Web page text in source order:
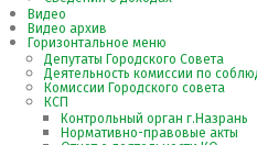
Видео
Видео архив
Горизонтальное меню
Депутаты Городского Совета
Деятельность комиссии по
Комиссии Городского совета
КСП
Контрольный орган г.Назрань
Нормативно-правовые акты